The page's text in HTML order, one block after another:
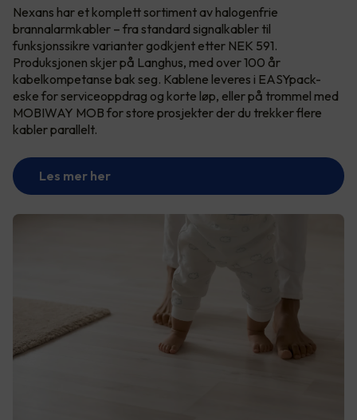
Nexans har et komplett sortiment av halogenfrie
brannalarmkabler – fra standard signalkabler til
funksjonssikre varianter godkjent etter NEK 591.
Produksjonen skjer på Langhus, med over 100 år
kabelkompetanse bak seg. Kablene leveres i EASYpack-
eske for serviceoppdrag og korte løp, eller på trommel med
MOBIWAY MOB for store prosjekter der du trekker flere
kabler parallelt.
Les mer her